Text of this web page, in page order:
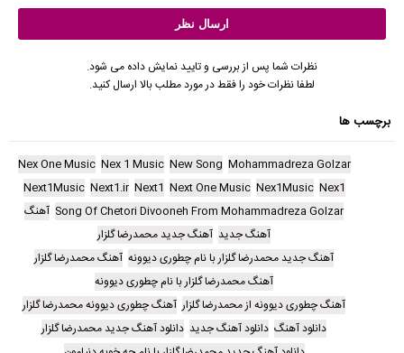
نظرات شما پس از بررسی و تایید نمایش داده می شود.
لطفا نظرات خود را فقط در مورد مطلب بالا ارسال کنید.
برچسب ها
Mohammadreza Golzar
New Song
Nex 1 Music
Nex One Music
Nex1
Nex1Music
Next One Music
Next1
Next1.ir
Next1Music
Song Of Chetori Divooneh From Mohammadreza Golzar آهنگ
آهنگ جدید آهنگ جدید محمدرضا گلزار
آهنگ جدید محمدرضا گلزار با نام چطوری دیوونه آهنگ محمدرضا گلزار
آهنگ محمدرضا گلزار با نام چطوری دیوونه
آهنگ چطوری دیوونه از محمدرضا گلزار آهنگ چطوری دیوونه محمدرضا گلزار
دانلود آهنگ دانلود آهنگ جدید دانلود آهنگ جدید محمدرضا گلزار